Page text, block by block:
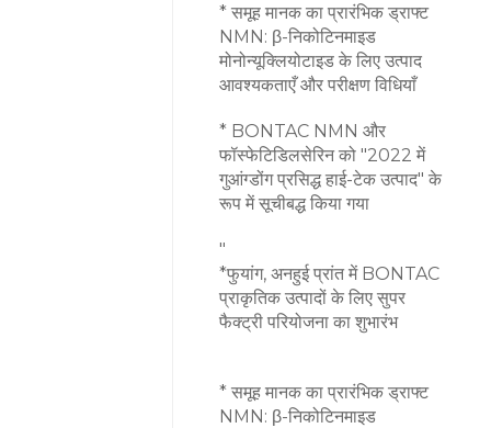
* समूह मानक का प्रारंभिक ड्राफ्ट
NMN: β-निकोटिनमाइड
मोनोन्यूक्लियोटाइड के लिए उत्पाद
आवश्यकताएँ और परीक्षण विधियाँ
* BONTAC NMN और
फॉस्फेटिडिलसेरिन को "2022 में
गुआंग्डोंग प्रसिद्ध हाई-टेक उत्पाद" के
रूप में सूचीबद्ध किया गया
"
*फुयांग, अनहुई प्रांत में BONTAC
प्राकृतिक उत्पादों के लिए सुपर
फैक्ट्री परियोजना का शुभारंभ
* समूह मानक का प्रारंभिक ड्राफ्ट
NMN: β-निकोटिनमाइड